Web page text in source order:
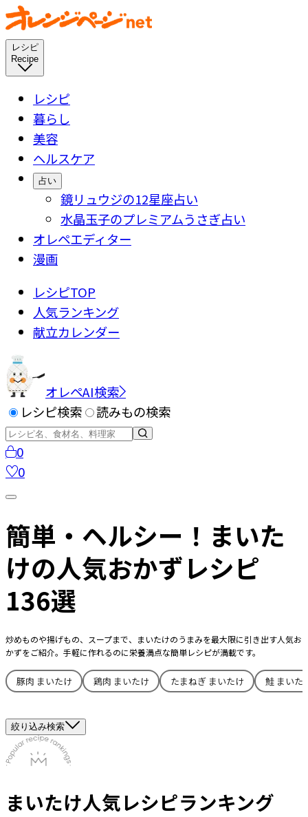
レシピ
Recipe
レシピ
暮らし
美容
ヘルスケア
占い
鏡リュウジの12星座占い
水晶玉子のプレミアムうさぎ占い
オレペエディター
漫画
レシピTOP
人気ランキング
献立カレンダー
オレペAI検索
レシピ検索
読みもの検索
0
0
簡単・ヘルシー！まいた
けの人気おかずレシピ
136選
炒めものや揚げもの、スープまで、まいたけのうまみを最大限に引き出す人気お
かずをご紹介。手軽に作れるのに栄養満点な簡単レシピが満載です。
豚肉 まいたけ 鶏肉 まいたけ たまねぎ まいたけ 鮭 まいた
絞り込み検索
まいたけ人気レシピランキング